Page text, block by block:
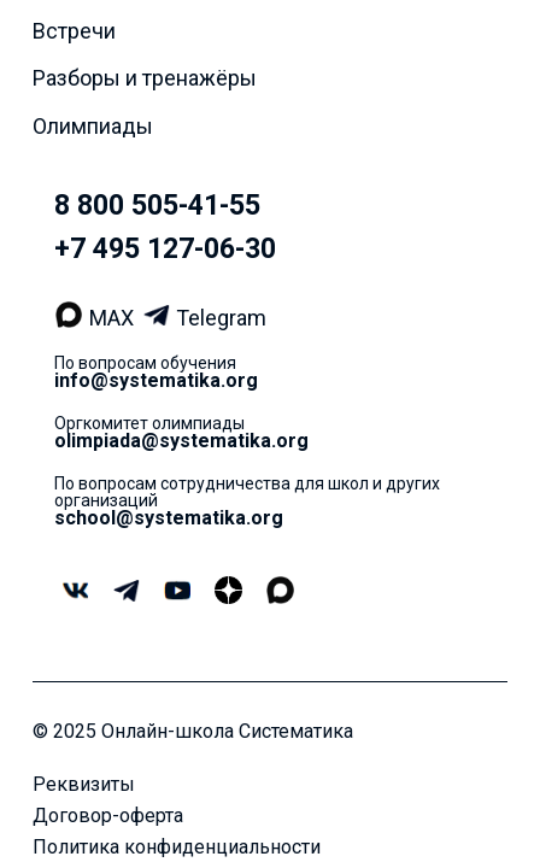
Встречи
Разборы и тренажёры
Олимпиады
8 800 505-41-55
+7 495 127-06-30
MAX Telegram
По вопросам обучения
info@systematika.org
Оргкомитет олимпиады
olimpiada@systematika.org
По вопросам сотрудничества для школ и других
организаций
school@systematika.org
© 2025 Онлайн-школа Систематика
Реквизиты
Договор-оферта
Политика конфиденциальности